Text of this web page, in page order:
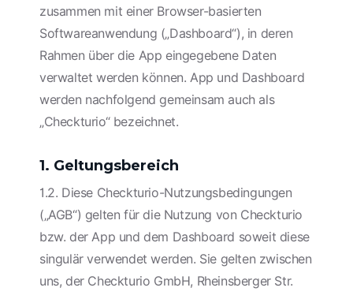
zusammen mit einer Browser-basierten
Softwareanwendung („Dashboard“), in deren
Rahmen über die App eingegebene Daten
verwaltet werden können. App und Dashboard
werden nachfolgend gemeinsam auch als
„Checkturio“ bezeichnet.
1. Geltungsbereich
1.2. Diese Checkturio-Nutzungsbedingungen
(„AGB“) gelten für die Nutzung von Checkturio
bzw. der App und dem Dashboard soweit diese
singulär verwendet werden. Sie gelten zwischen
uns, der Checkturio GmbH, Rheinsberger Str.